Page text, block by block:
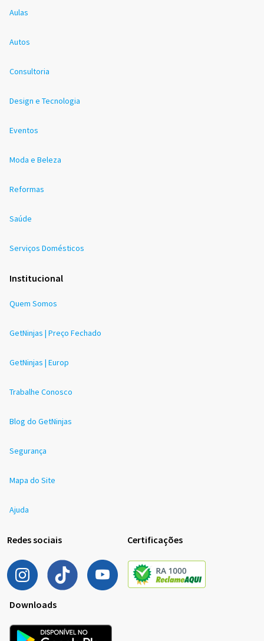
Aulas
Autos
Consultoria
Design e Tecnologia
Eventos
Moda e Beleza
Reformas
Saúde
Serviços Domésticos
Institucional
Quem Somos
GetNinjas | Preço Fechado
GetNinjas | Europ
Trabalhe Conosco
Blog do GetNinjas
Segurança
Mapa do Site
Ajuda
Redes sociais Certificações
Downloads